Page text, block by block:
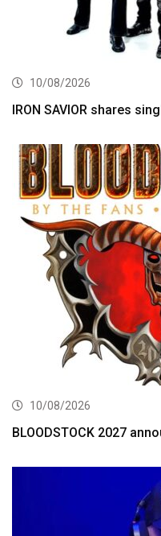
10/08/2026
IRON SAVIOR shares
10/08/2026
BLOODSTOCK 2027